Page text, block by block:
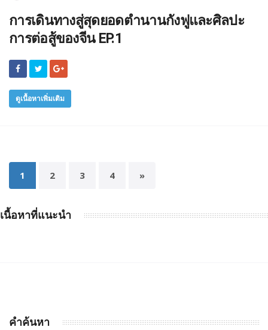
การเดินทางสู่สุดยอดตำนานกังฟูและศิลปะ
การต่อสู้ของจีน EP.1
ดูเนื้อหาเพิ่มเติม
1 2 3 4 »
เนื้อหาที่แนะนำ
คำค้นหา